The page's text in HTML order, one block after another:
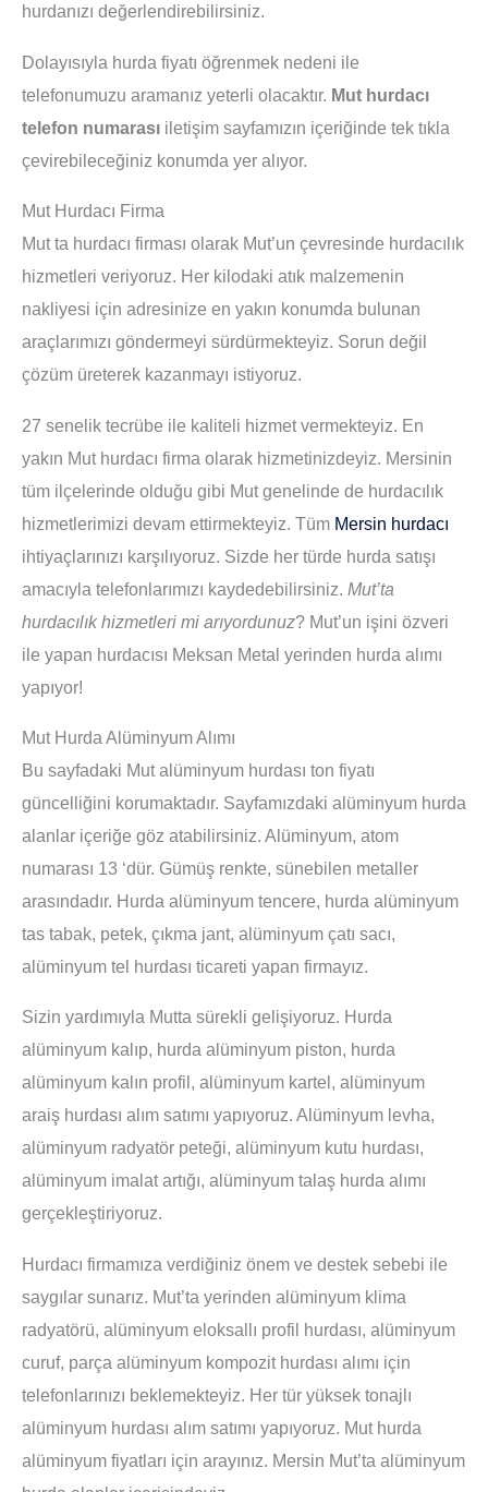
hurdanızı değerlendirebilirsiniz.
Dolayısıyla hurda fiyatı öğrenmek nedeni ile
telefonumuzu aramanız yeterli olacaktır. Mut hurdacı
telefon numarası iletişim sayfamızın içeriğinde tek tıkla
çevirebileceğiniz konumda yer alıyor.
Mut Hurdacı Firma
Mut ta hurdacı firması olarak Mut’un çevresinde hurdacılık
hizmetleri veriyoruz. Her kilodaki atık malzemenin
nakliyesi için adresinize en yakın konumda bulunan
araçlarımızı göndermeyi sürdürmekteyiz. Sorun değil
çözüm üreterek kazanmayı istiyoruz.
27 senelik tecrübe ile kaliteli hizmet vermekteyiz. En
yakın Mut hurdacı firma olarak hizmetinizdeyiz. Mersinin
tüm ilçelerinde olduğu gibi Mut genelinde de hurdacılık
hizmetlerimizi devam ettirmekteyiz. Tüm Mersin hurdacı
ihtiyaçlarınızı karşılıyoruz. Sizde her türde hurda satışı
amacıyla telefonlarımızı kaydedebilirsiniz. Mut’ta
hurdacılık hizmetleri mi arıyordunuz? Mut’un işini özveri
ile yapan hurdacısı Meksan Metal yerinden hurda alımı
yapıyor!
Mut Hurda Alüminyum Alımı
Bu sayfadaki Mut alüminyum hurdası ton fiyatı
güncelliğini korumaktadır. Sayfamızdaki alüminyum hurda
alanlar içeriğe göz atabilirsiniz. Alüminyum, atom
numarası 13 ‘dür. Gümüş renkte, sünebilen metaller
arasındadır. Hurda alüminyum tencere, hurda alüminyum
tas tabak, petek, çıkma jant, alüminyum çatı sacı,
alüminyum tel hurdası ticareti yapan firmayız.
Sizin yardımıyla Mutta sürekli gelişiyoruz. Hurda
alüminyum kalıp, hurda alüminyum piston, hurda
alüminyum kalın profil, alüminyum kartel, alüminyum
araiş hurdası alım satımı yapıyoruz. Alüminyum levha,
alüminyum radyatör peteği, alüminyum kutu hurdası,
alüminyum imalat artığı, alüminyum talaş hurda alımı
gerçekleştiriyoruz.
Hurdacı firmamıza verdiğiniz önem ve destek sebebi ile
saygılar sunarız. Mut’ta yerinden alüminyum klima
radyatörü, alüminyum eloksallı profil hurdası, alüminyum
curuf, parça alüminyum kompozit hurdası alımı için
telefonlarınızı beklemekteyiz. Her tür yüksek tonajlı
alüminyum hurdası alım satımı yapıyoruz. Mut hurda
alüminyum fiyatları için arayınız. Mersin Mut’ta alüminyum